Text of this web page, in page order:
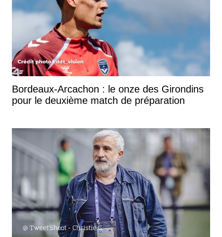
Bordeaux-Arcachon : le onze des Girondins
pour le deuxième match de préparation